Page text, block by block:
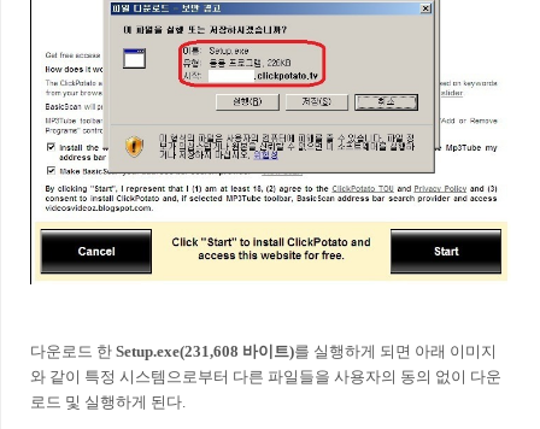
다운로드 한 Setup.exe(231,608 바이트)를 실행하게 되면 아래 이미지
와 같이 특정 시스템으로부터 다른 파일들을 사용자의 동의 없이 다운
로드 및 실행하게 된다.